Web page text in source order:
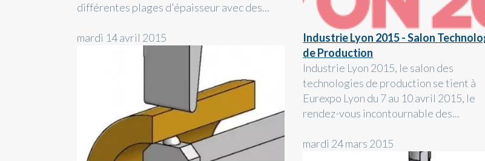
différentes plages d'épaisseur avec des...
mardi 14 avril 2015
Industrie Lyon 2015 - Salon
de Production
Industrie Lyon 2015, le salon des
technologies de production se tient à
Eurexpo Lyon du 7 au 10 avril 2015, le
rendez-vous incontournable des...
mardi 24 mars 2015